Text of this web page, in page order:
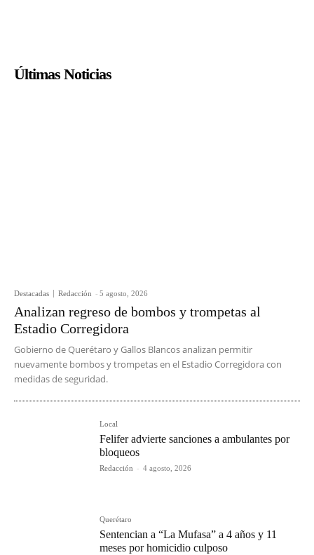
Últimas Noticias
Destacadas Redacción - 5 agosto, 2026
Analizan regreso de bombos y trompetas al
Estadio Corregidora
Gobierno de Querétaro y Gallos Blancos analizan permitir
nuevamente bombos y trompetas en el Estadio Corregidora con
medidas de seguridad.
Local
Felifer advierte sanciones a ambulantes por
bloqueos
Redacción - 4 agosto, 2026
Querétaro
Sentencian a “La Mufasa” a 4 años y 11
meses por homicidio culposo